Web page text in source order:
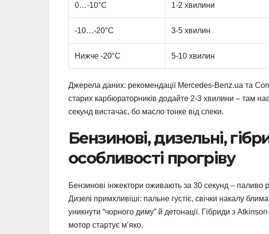
0…-10°C 1-2 хвилини
-10…-20°C 3-5 хвилин
Нижче -20°C 5-10 хвилин
Джерела даних: рекомендації Mercedes-Benz.ua та
старих карбюраторників додайте 2-3 хвилини – там
секунд вистачає, бо масло тонке від спеки.
Бензинові, дизельні,
особливості прогріву
Бензинові інжектори оживають за 30 секунд – паливо
Дизелі примхливіші: пальне густіє, свічки накалу
уникнути “чорного диму” й детонації. Гібриди з
мотор стартує м’яко.